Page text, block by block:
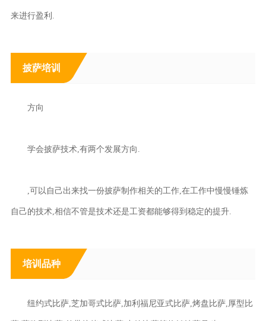
来进行盈利.
披萨培训
方向
学会披萨技术,有两个发展方向.
,可以自己出来找一份披萨制作相关的工作,在工作中慢慢锤炼
自己的技术,相信不管是技术还是工资都能够得到稳定的提升.
培训品种
纽约式比萨,芝加哥式比萨,加利福尼亚式比萨,烤盘比萨,厚型比